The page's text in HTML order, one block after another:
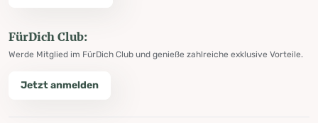
FürDich Club:
Werde Mitglied im FürDich Club und genieße zahlreiche exklusive Vorteile.
Jetzt anmelden